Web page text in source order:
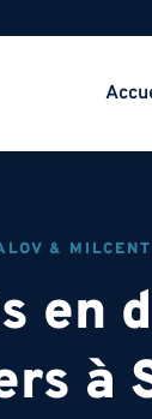
&
en
à